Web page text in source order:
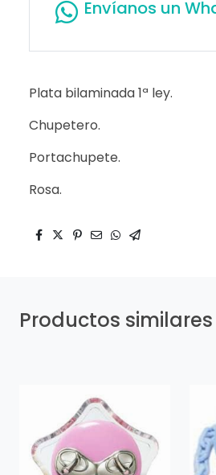
Envíanos un
Plata bilaminada 1ª ley.
Chupetero.
Portachupete.
Rosa.
Productos similares